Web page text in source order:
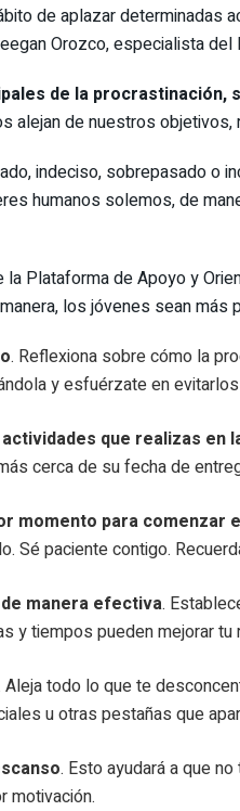
de aplazar determinadas
Orozco, especialista
de la
alejan de nuestros objetivos,
indeciso, sobrepasado o
humanos solemos, de
la Plataforma de Apoyo y
los jóvenes sean
. Reflexiona sobre cómo la
y esfuérzate en
que realizas en
cerca de su fecha de
momento para comenzar
Sé paciente contigo.
manera efectiva.
y tiempos pueden mejorar
Aleja todo lo que te
u otras pestañas que
. Esto ayudará a que
motivación.